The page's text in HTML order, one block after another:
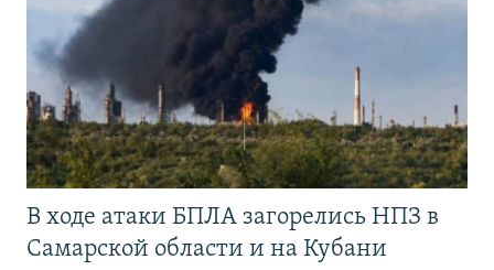
В ходе атаки БПЛА загорелись НПЗ в
Самарской области и на Кубани